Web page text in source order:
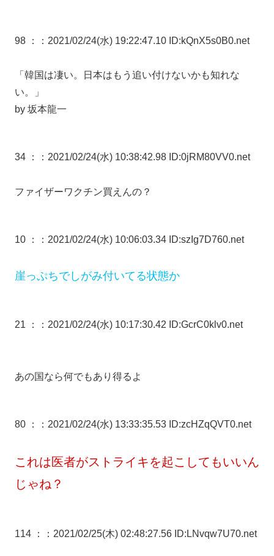
98 ： ：2021/02/24(水) 19:22:47.10 ID:kQnX5s0B0.net
「韓国は凄い。日本はもう追い付けないかも知れな
い。」
by 坂本龍一
34 ： ：2021/02/24(水) 10:38:42.98 ID:0jRM80VV0.net
ファイザーワクチン買えんの？
10 ： ：2021/02/24(水) 10:06:03.34 ID:szIg7D760.net
崖っぷちでしがみ付いてる状態か
21 ： ：2021/02/24(水) 10:17:30.42 ID:GcrC0klv0.net
あの国なら何でもあり得るよ
80 ： ：2021/02/24(水) 13:33:35.53 ID:zcHZqQVT0.net
これは医者がストライキを起こしてもいいん
じゃね？
114 ： ：2021/02/25(木) 02:48:27.56 ID:LNvqw7U70.net